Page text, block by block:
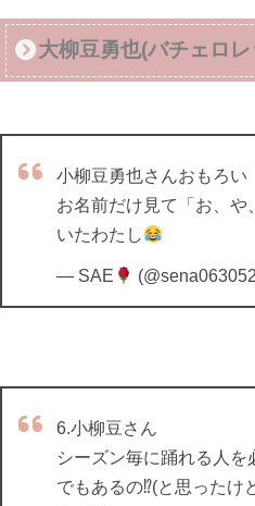
大柳豆勇也(バチェロ
小柳豆勇也さんおもろい
お名前だけ見て「お、や
いたわたし
— SAE
6.小柳豆さん
シーズン毎に踊れる人
でもあるの⁉︎(と思ったけ